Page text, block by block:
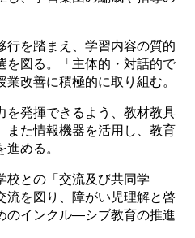
行を踏まえ、学習内容の質的
を図る。「主体的・対話的で
改善に積極的に取り組む。
を発揮できるよう、教材教具
また情報機器を活用し、教育
める。
校との「交流及び共同学
流を図り、障がい児理解と啓
のインクル―シブ教育の推進